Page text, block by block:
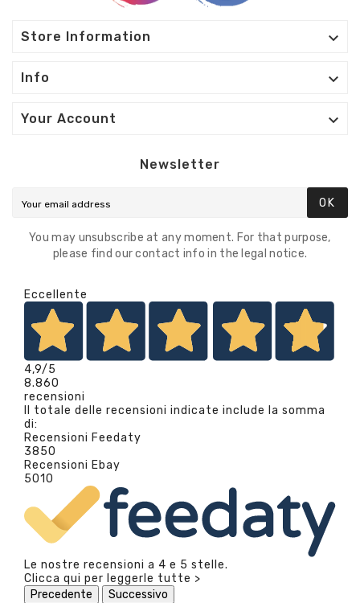
Store Information 
Info 
Your Account 
Newsletter
OK
You may unsubscribe at any moment. For that purpose,
please find our contact info in the legal notice.
Eccellente
4,9/5
8.860
recensioni
Il totale delle recensioni indicate include la somma
di:
Recensioni Feedaty
3850
Recensioni Ebay
5010
Le nostre recensioni a 4 e 5 stelle.
Clicca qui per leggerle tutte >
Precedente
Successivo